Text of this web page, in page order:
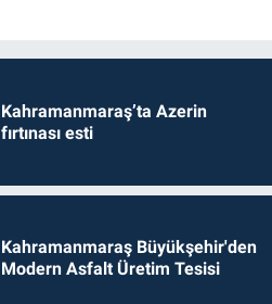
Kahramanmaraş’ta Azerin
fırtınası esti
Kahramanmaraş Büyükşehir'den
Modern Asfalt Üretim Tesisi